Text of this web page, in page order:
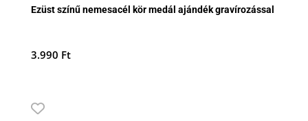
Ezüst színű nemesacél kör medál ajándék gravírozással
3.990 Ft